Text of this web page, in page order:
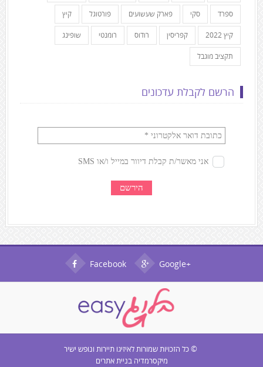
ספרד סקי פארק שעשועים פורטוגל קיץ
קיץ 2022 קפריסין רודוס רומנטי שופינג
תקציב מוגבל
הרשם לקבלת עדכונים
Facebook Google+
© כל הזכויות שמורות לאיזיגו תיירות ונופש ישיר
מיקסרמדיה בניית אתרים